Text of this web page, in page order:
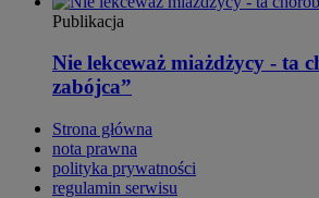
Publikacja
Nie lekceważ miażdżycy - ta
zabójca”
Strona główna
nota prawna
polityka prywatności
regulamin serwisu